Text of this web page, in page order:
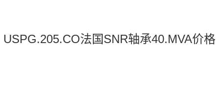
USPG.205.CO法国SNR轴承40.MVA价格